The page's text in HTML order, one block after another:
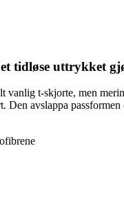
tidløse uttrykket
vanlig t-skjorte, men
Den avslappa